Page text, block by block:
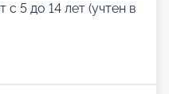
5 до 14 лет (учтен в